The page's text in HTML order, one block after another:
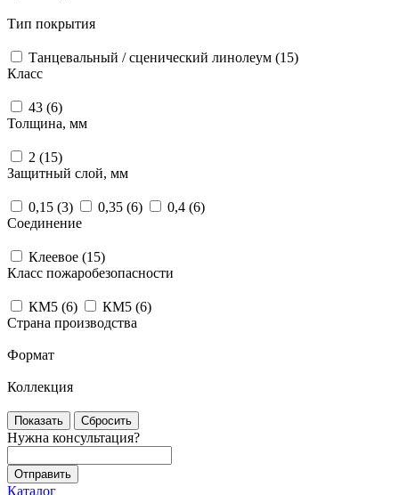
Тип покрытия
Танцевальный / сценический линолеум (15)
Класс
43 (6)
Толщина, мм
2 (15)
Защитный слой, мм
0,15 (3) 0,35 (6) 0,4 (6)
Соединение
Клеевое (15)
Класс пожаробезопасности
КМ5 (6) КМ5 (6)
Страна производства
Формат
Коллекция
Сбросить
Нужна консультация?
Каталог